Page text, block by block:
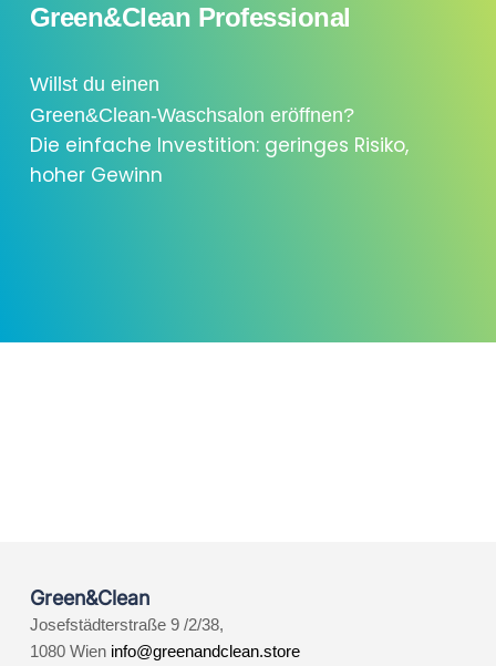
Green&Clean Professional
Willst du einen
Green&Clean-Waschsalon eröffnen?
Die einfache Investition: geringes Risiko,
hoher Gewinn
Green&Clean
Josefstädterstraße 9 /2/38,
1080 Wien info@greenandclean.store